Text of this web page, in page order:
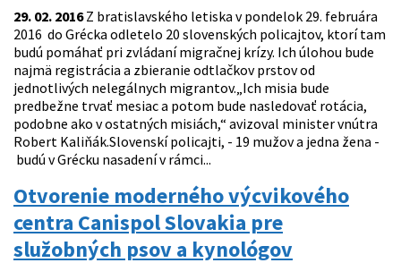
29. 02. 2016Z bratislavského letiska v pondelok 29. februára
2016 do Grécka odletelo 20 slovenských policajtov, ktorí tam
budú pomáhať pri zvládaní migračnej krízy. Ich úlohou bude
najmä registrácia a zbieranie odtlačkov prstov od
jednotlivých nelegálnych migrantov.„Ich misia bude
predbežne trvať mesiac a potom bude nasledovať rotácia,
podobne ako v ostatných misiách,“ avizoval minister vnútra
Robert Kaliňák.Slovenskí policajti, - 19 mužov a jedna žena -
budú v Grécku nasadení v rámci...
Otvorenie moderného výcvikového
centra Canispol Slovakia pre
služobných psov a kynológov